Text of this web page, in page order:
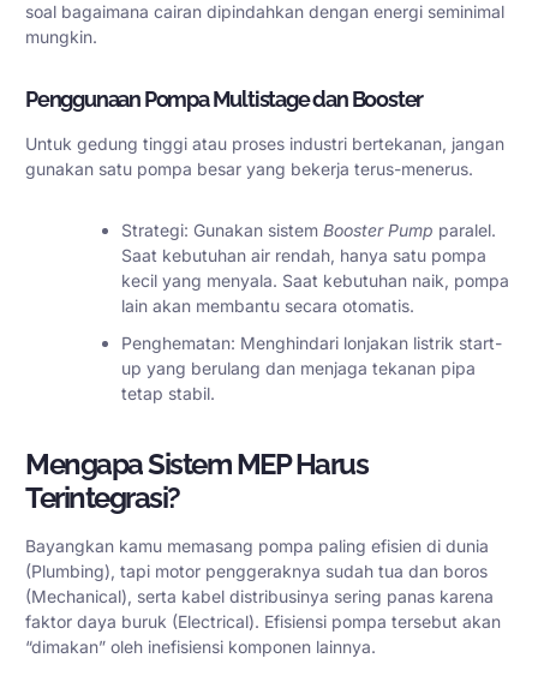
soal bagaimana cairan dipindahkan dengan energi seminimal
mungkin.
Penggunaan Pompa Multistage dan Booster
Untuk gedung tinggi atau proses industri bertekanan, jangan
gunakan satu pompa besar yang bekerja terus-menerus.
Strategi: Gunakan sistem Booster Pump paralel.
Saat kebutuhan air rendah, hanya satu pompa
kecil yang menyala. Saat kebutuhan naik, pompa
lain akan membantu secara otomatis.
Penghematan: Menghindari lonjakan listrik start-
up yang berulang dan menjaga tekanan pipa
tetap stabil.
Mengapa Sistem MEP Harus
Terintegrasi?
Bayangkan kamu memasang pompa paling efisien di dunia
(Plumbing), tapi motor penggeraknya sudah tua dan boros
(Mechanical), serta kabel distribusinya sering panas karena
faktor daya buruk (Electrical). Efisiensi pompa tersebut akan
“dimakan” oleh inefisiensi komponen lainnya.